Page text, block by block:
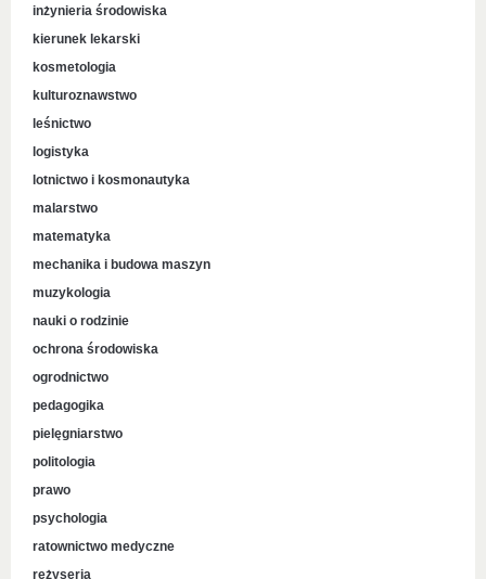
inżynieria środowiska
kierunek lekarski
kosmetologia
kulturoznawstwo
leśnictwo
logistyka
lotnictwo i kosmonautyka
malarstwo
matematyka
mechanika i budowa maszyn
muzykologia
nauki o rodzinie
ochrona środowiska
ogrodnictwo
pedagogika
pielęgniarstwo
politologia
prawo
psychologia
ratownictwo medyczne
reżyseria